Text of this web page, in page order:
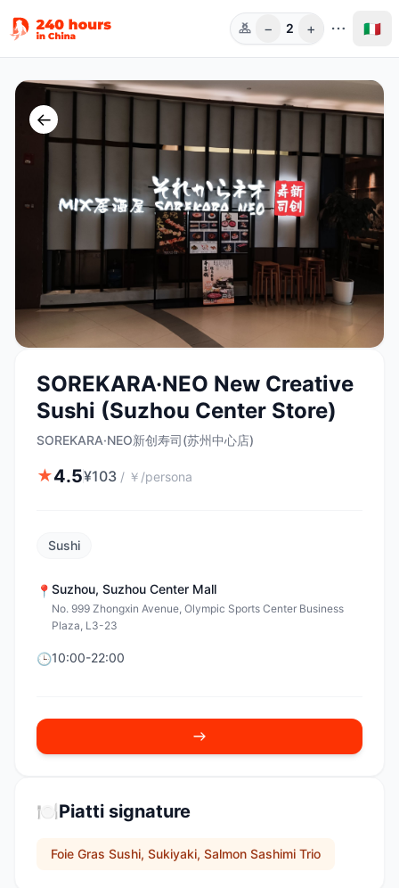
Pers.
− 2 + 🇮🇹
←
SOREKARA·NEO New Creative
Sushi (Suzhou Center Store)
SOREKARA·NEO新创寿司(苏州中心店)
★4.5¥103 / ￥/persona
Sushi
📍 Suzhou, Suzhou Center Mall
No. 999 Zhongxin Avenue, Olympic Sports Center Business
Plaza, L3-23
🕒10:00-22:00
🍽️Piatti signature
Foie Gras Sushi, Sukiyaki, Salmon Sashimi Trio